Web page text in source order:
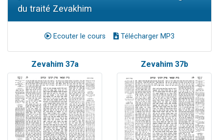
du traité Zevakhim
Ecouter le cours Télécharger MP3
Zevahim 37a Zevahim 37b